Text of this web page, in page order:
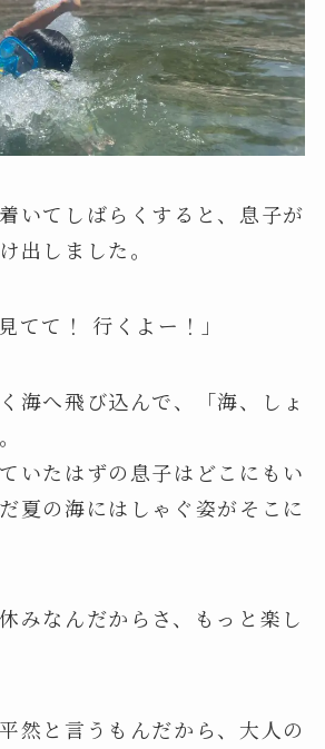
いてしばらくすると、息子が
出しました。
てて！ 行くよー！」
海へ飛び込んで、「海、しょ
いたはずの息子はどこにもい
夏の海にはしゃぐ姿がそこに
みなんだからさ、もっと楽し
然と言うもんだから、大人の